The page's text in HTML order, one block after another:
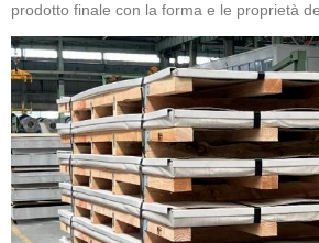
prodotto finale con la forma e le proprietà